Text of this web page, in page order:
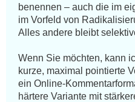
benennen – auch die im
im Vorfeld von
Alles andere bleibt
Wenn Sie möchten, kann
kurze, maximal pointierte
ein Online-
härtere Variante mit